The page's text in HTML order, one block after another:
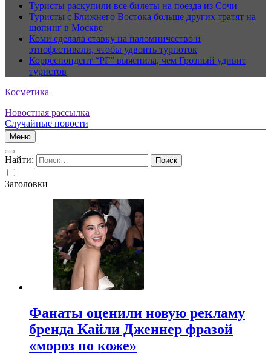
Туристы раскупили все билеты на поезда из Сочи
Туристы с Ближнего Востока больше других тратят на
шопинг в Москве
Коми сделала ставку на паломничество и
этнофестивали, чтобы удвоить турпоток
Корреспондент “РГ” выяснила, чем Грозный удивит
туристов
Косметика
Новостная рассылка
Случайные новости
Меню
Найти:
Заголовки
Фанаты оценили новую рекламу
бренда Кайли Дженнер фразой
«мороз по коже»